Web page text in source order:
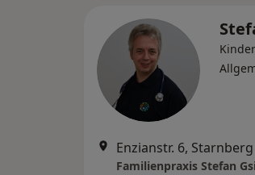
Enzianstr. 6, Starnberg